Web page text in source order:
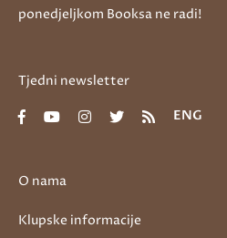
O nama
Klupske informacije
ponedjeljkom Booksa ne radi!
Tjedni newsletter
ENG